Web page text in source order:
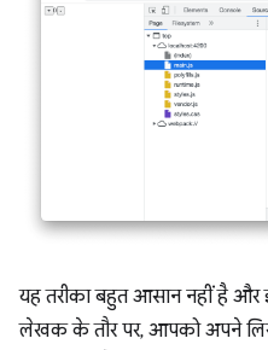
यह तरीका बहुत आसान नहीं है
लेखक के तौर पर, आपको अपने